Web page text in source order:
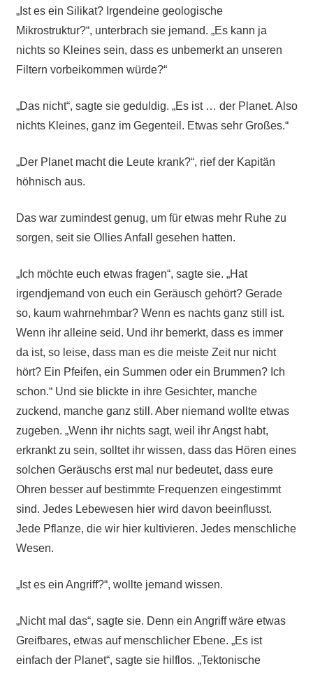
„Ist es ein Silikat? Irgendeine geologische
Mikrostruktur?“, unterbrach sie jemand. „Es kann ja
nichts so Kleines sein, dass es unbemerkt an unseren
Filtern vorbeikommen würde?“
„Das nicht“, sagte sie geduldig. „Es ist … der Planet. Also
nichts Kleines, ganz im Gegenteil. Etwas sehr Großes.“
„Der Planet macht die Leute krank?“, rief der Kapitän
höhnisch aus.
Das war zumindest genug, um für etwas mehr Ruhe zu
sorgen, seit sie Ollies Anfall gesehen hatten.
„Ich möchte euch etwas fragen“, sagte sie. „Hat
irgendjemand von euch ein Geräusch gehört? Gerade
so, kaum wahrnehmbar? Wenn es nachts ganz still ist.
Wenn ihr alleine seid. Und ihr bemerkt, dass es immer
da ist, so leise, dass man es die meiste Zeit nur nicht
hört? Ein Pfeifen, ein Summen oder ein Brummen? Ich
schon.“ Und sie blickte in ihre Gesichter, manche
zuckend, manche ganz still. Aber niemand wollte etwas
zugeben. „Wenn ihr nichts sagt, weil ihr Angst habt,
erkrankt zu sein, solltet ihr wissen, dass das Hören eines
solchen Geräuschs erst mal nur bedeutet, dass eure
Ohren besser auf bestimmte Frequenzen eingestimmt
sind. Jedes Lebewesen hier wird davon beeinflusst.
Jede Pflanze, die wir hier kultivieren. Jedes menschliche
Wesen.
„Ist es ein Angriff?“, wollte jemand wissen.
„Nicht mal das“, sagte sie. Denn ein Angriff wäre etwas
Greifbares, etwas auf menschlicher Ebene. „Es ist
einfach der Planet“, sagte sie hilflos. „Tektonische